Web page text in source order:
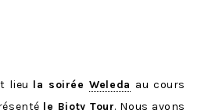
lieu la soiréeWeleda au cours
le Bioty Tour. Nous avons